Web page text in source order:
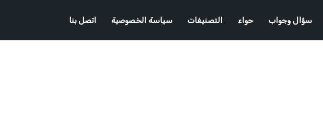
سؤال وجواب حواء التصنيفات سياسة الخصوصية اتصل بنا